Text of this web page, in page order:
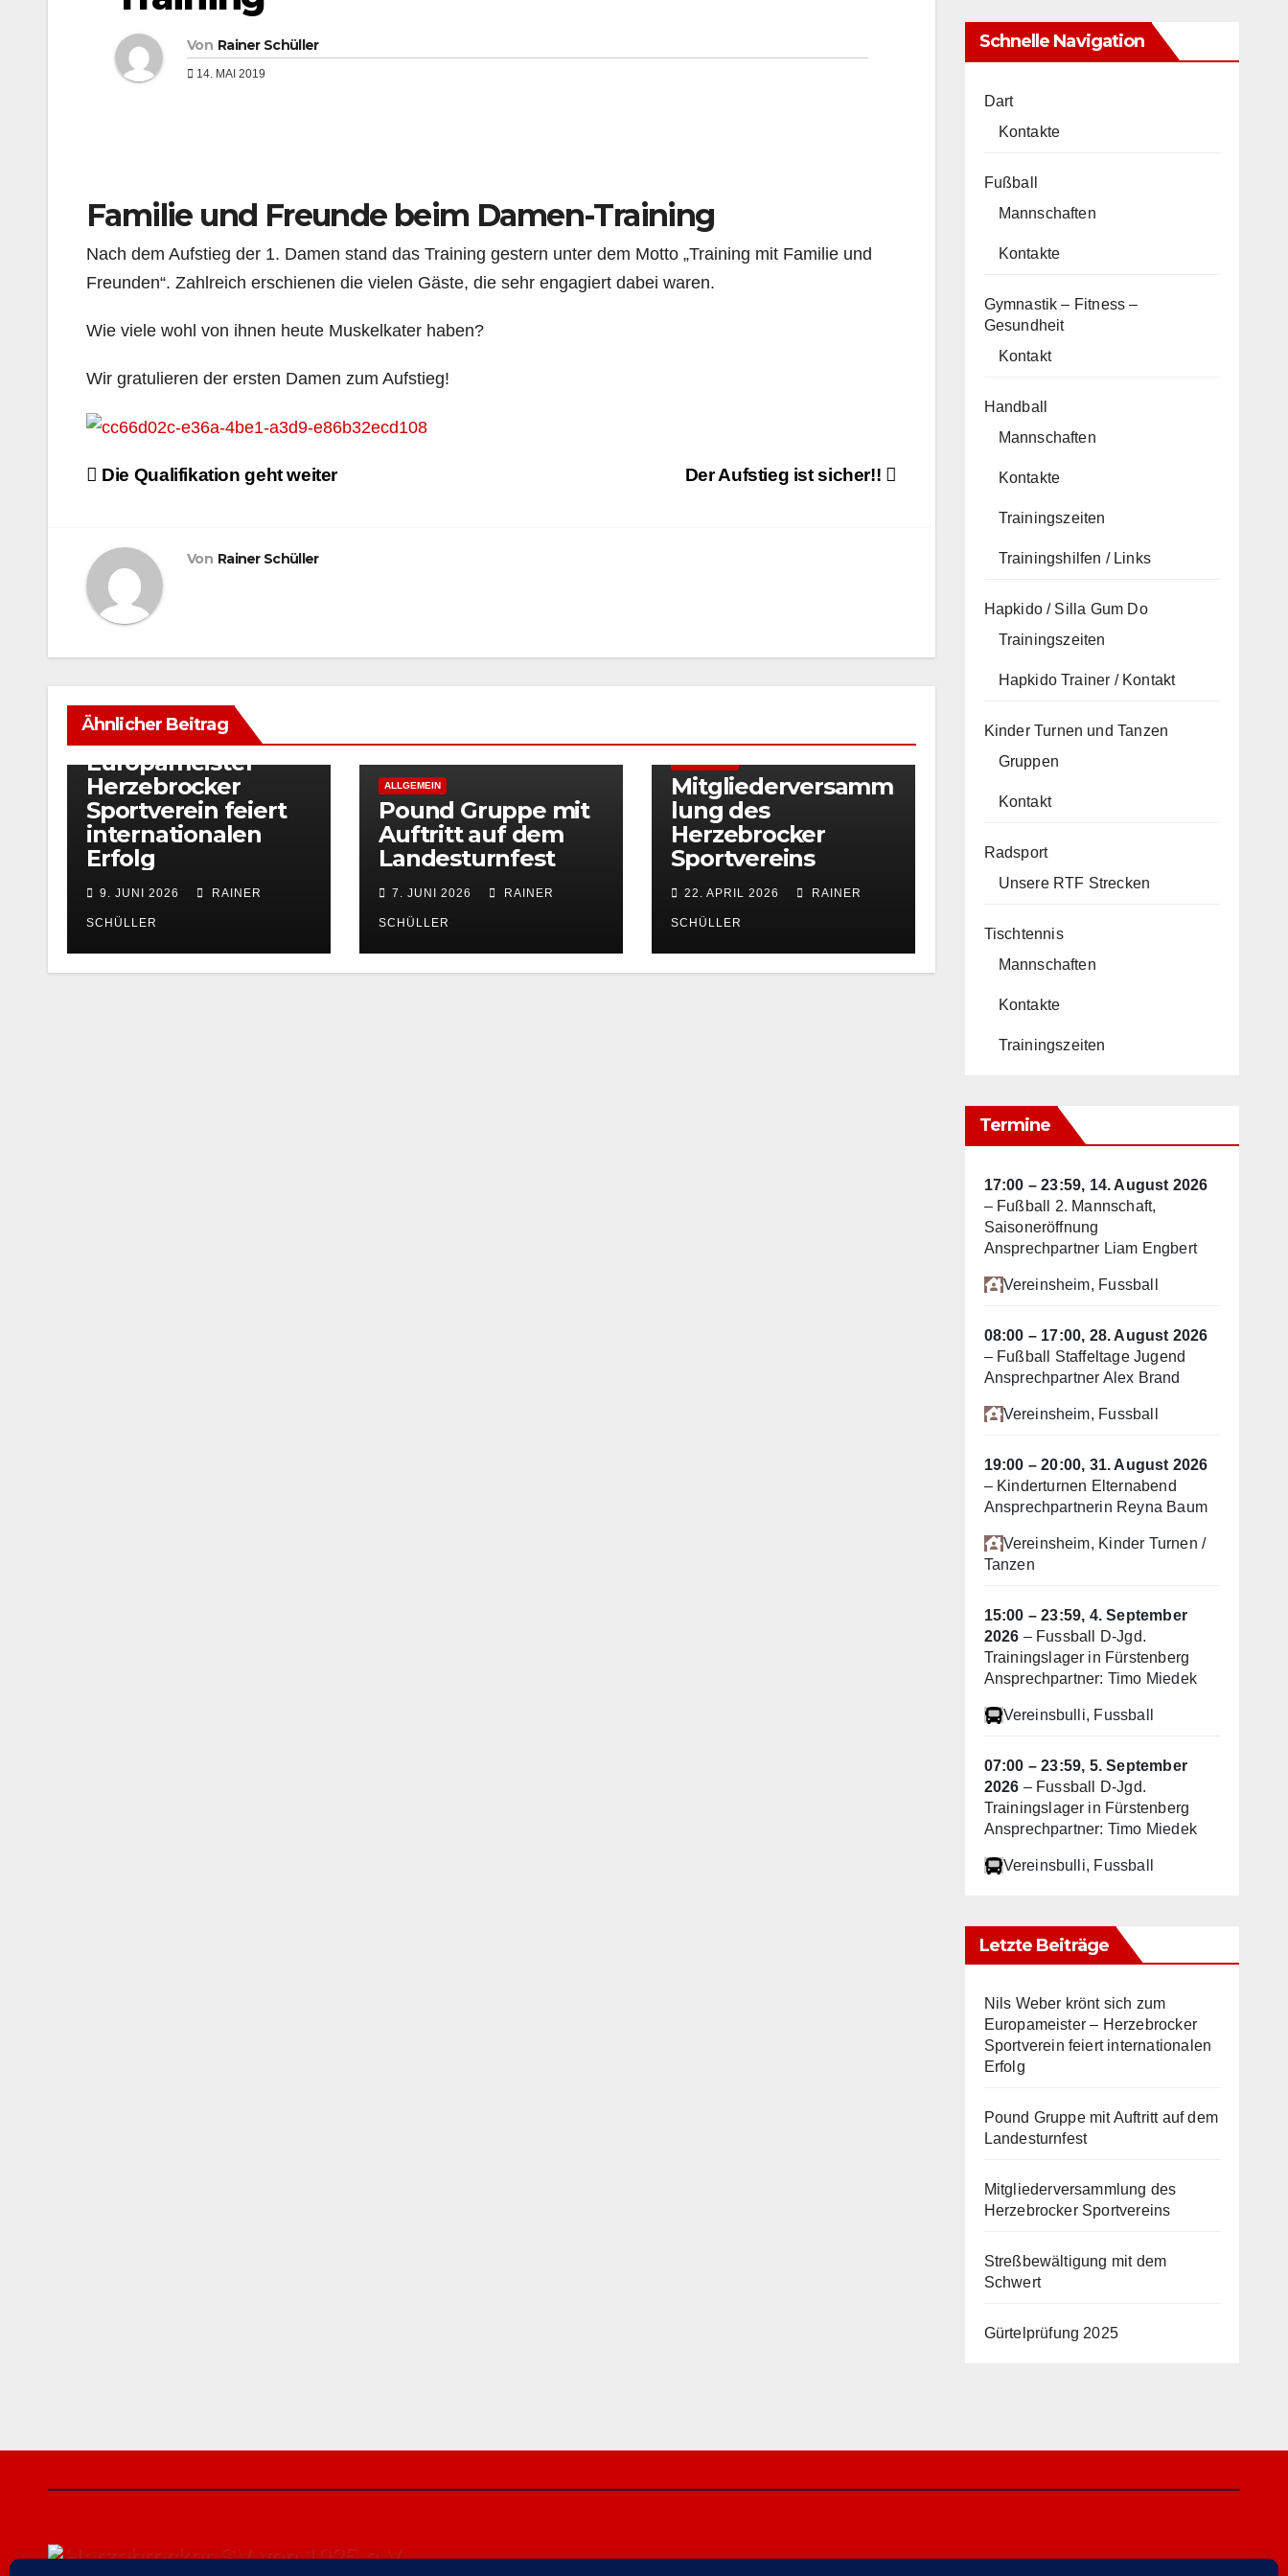
Von Rainer Schüller
14. MAI 2019
Familie und Freunde beim Damen-Training
Nach dem Aufstieg der 1. Damen stand das Training gestern unter dem Motto „Training mit Familie und
Freunden“. Zahlreich erschienen die vielen Gäste, die sehr engagiert dabei waren.
Wie viele wohl von ihnen heute Muskelkater haben?
Wir gratulieren der ersten Damen zum Aufstieg!
Beitragsnavigation Der Aufstieg ist sicher!!
Die Qualifikation geht weiter
Von Rainer Schüller
Ähnlicher Beitrag
Nils Weber krönt
sich zum
Europameister –
Herzebrocker
Sportverein feiert
internationalen
Erfolg
9. JUNI 2026 RAINER
SCHÜLLER
ALLGEMEIN
Pound Gruppe mit
Auftritt auf dem
Landesturnfest
7. JUNI 2026 RAINER
SCHÜLLER
Mitgliederversamm
lung des
Herzebrocker
Sportvereins
22. APRIL 2026 RAINER
SCHÜLLER
Schnelle Navigation
Dart
Kontakte
Fußball
Mannschaften
Kontakte
Gymnastik – Fitness –
Gesundheit
Kontakt
Handball
Mannschaften
Kontakte
Trainingszeiten
Trainingshilfen / Links
Hapkido / Silla Gum Do
Trainingszeiten
Hapkido Trainer / Kontakt
Kinder Turnen und Tanzen
Gruppen
Kontakt
Radsport
Unsere RTF Strecken
Tischtennis
Mannschaften
Kontakte
Trainingszeiten
Termine
17:00 – 23:59, 14. August 2026
– Fußball 2. Mannschaft,
Saisoneröffnung
Ansprechpartner Liam Engbert
Vereinsheim, Fussball
08:00 – 17:00, 28. August 2026
– Fußball Staffeltage Jugend
Ansprechpartner Alex Brand
Vereinsheim, Fussball
19:00 – 20:00, 31. August 2026
– Kinderturnen Elternabend
Ansprechpartnerin Reyna Baum
Vereinsheim, Kinder Turnen /
Tanzen
15:00 – 23:59, 4. September
2026 – Fussball D-Jgd.
Trainingslager in Fürstenberg
Ansprechpartner: Timo Miedek
Vereinsbulli, Fussball
07:00 – 23:59, 5. September
2026 – Fussball D-Jgd.
Trainingslager in Fürstenberg
Ansprechpartner: Timo Miedek
Vereinsbulli, Fussball
Letzte Beiträge
Nils Weber krönt sich zum
Europameister – Herzebrocker
Sportverein feiert internationalen
Erfolg
Pound Gruppe mit Auftritt auf dem
Landesturnfest
Mitgliederversammlung des
Herzebrocker Sportvereins
Streßbewältigung mit dem
Schwert
Gürtelprüfung 2025